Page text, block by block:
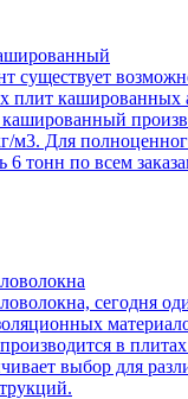
существует
плит
кашированный
м3. Для
6 тонн по всем
сегодня
в
выбор для